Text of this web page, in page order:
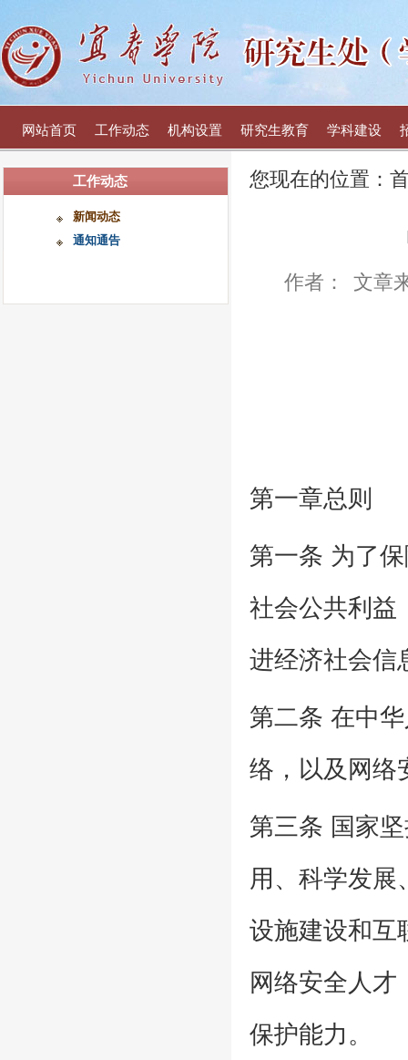
网站首页 工作动态 机构设置 研究生教育 学科建设
工作动态
新闻动态
通知通告
您现在的位置：
作者： 文章
第一章总则
第一条 为了
社会公共利益
进经济社会信
第二条 在中
络，以及网络
第三条 国家
用、科学发展
设施建设和互
网络安全人
保护能力。